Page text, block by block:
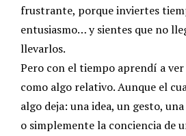
frustrante, porque inviertes
entusiasmo… y sientes que no
llevarlos.
Pero con el tiempo aprendí a
como algo relativo. Aunque el
algo deja: una idea, un gesto,
o simplemente la conciencia de